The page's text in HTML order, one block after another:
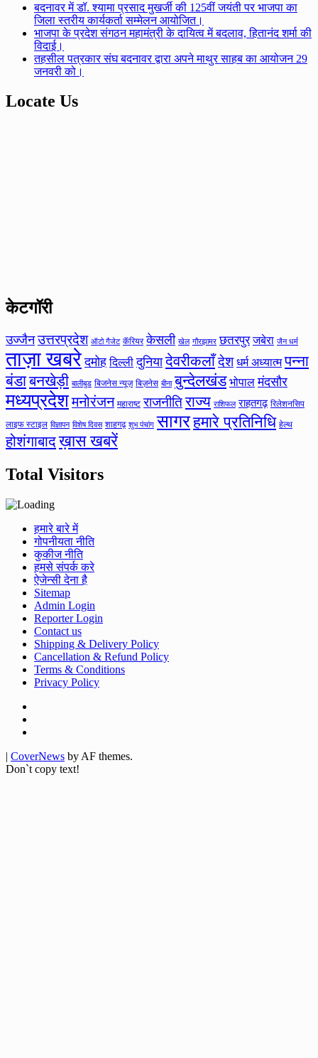
बदनावर में डॉ. श्यामा प्रसाद मुखर्जी की 125वीं जयंती पर भाजपा का
जिला स्तरीय कार्यकर्ता सम्मेलन आयोजित।
भाजपा के प्रदेश संगठन महामंत्री के दायित्व में बदलाव, हितानंद शर्मा की
विदाई।
तहसील पत्रकार संघ बदनावर द्वारा अपने माथुर साहब का आयोजन 29
जनवरी को।
Locate Us
केटगॉरी
उज्जैन उत्तरप्रदेश ऑटो गैजेट कॅरियर केसली खेल गौरझामर छतरपुर जबेरा जैन धर्म
ताज़ा खबरे दमोह दिल्ली दुनिया देवरीकलाँदेश धर्म अध्यात्म पन्ना
बंडाबनखेड़ी बालीबुड बिजनेस न्यूज़ बिज़नेस बीना बुन्देलखंड भोपाल मंदसौर
मध्यप्रदेशमनोरंजन महाराष्ट राजनीतिराज्य राशिफल राहतगढ़ रिलेशनसिप
लाइफ स्टाइल विज्ञापन विशेष दिवस शाहगढ़ शुभ पंचांग सागरहमारे प्रतिनिधि हेल्थ
होशंगाबादख़ास खबरें
Total Visitors
हमारे बारे में
गोपनीयता नीति
कुकीज नीति
हमसे संपर्क करे
ऐजेन्सी देना है
Sitemap
Admin Login
Reporter Login
Contact us
Shipping & Delivery Policy
Cancellation & Refund Policy
Terms & Conditions
Privacy Policy
| CoverNews by AF themes.
Don`t copy text!